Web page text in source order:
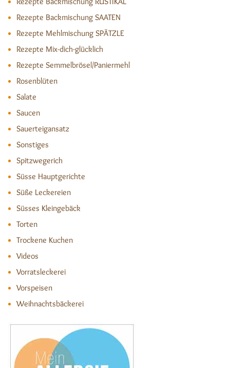
Rezepte Backmischung SAATEN
Rezepte Mehlmischung SPÄTZLE
Rezepte Mix-dich-glücklich
Rezepte Semmelbrösel/Paniermehl
Rosenblüten
Salate
Saucen
Sauerteigansatz
Sonstiges
Spitzwegerich
Süsse Hauptgerichte
Süße Leckereien
Süsses Kleingebäck
Torten
Trockene Kuchen
Videos
Vorratsleckerei
Vorspeisen
Weihnachtsbäckerei